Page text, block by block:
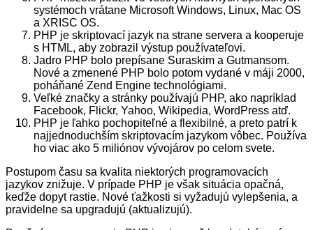
systémoch vrátane Microsoft Windows, Linux, Mac OS
a XRISC OS.
PHP je skriptovací jazyk na strane servera a kooperuje
s HTML, aby zobrazil výstup používateľovi.
Jadro PHP bolo prepísane Suraskim a Gutmansom.
Nové a zmenené PHP bolo potom vydané v máji 2000,
poháňané Zend Engine technológiami.
Veľké značky a stránky používajú PHP, ako napríklad
Facebook, Flickr, Yahoo, Wikipedia, WordPress atď.
PHP je ľahko pochopiteľné a flexibilné, a preto patrí k
najjednoduchším skriptovacím jazykom vôbec. Používa
ho viac ako 5 miliónov vývojárov po celom svete.
Postupom času sa kvalita niektorých programovacích
jazykov znižuje. V prípade PHP je však situácia opačná,
keďže dopyt rastie. Nové ťažkosti si vyžadujú vylepšenia, a
pravidelne sa upgradujú (aktualizujú).